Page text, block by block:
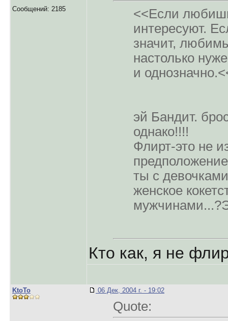
Сообщений: 2185
<<Если
интересуют.
значит,
настолько
и
эй Бандит.
однако!!!!
Флирт-это не
ты с
женское
Кто как, я не
KtoTo 06 Дек, 2004 г. - 19:02
Quote: